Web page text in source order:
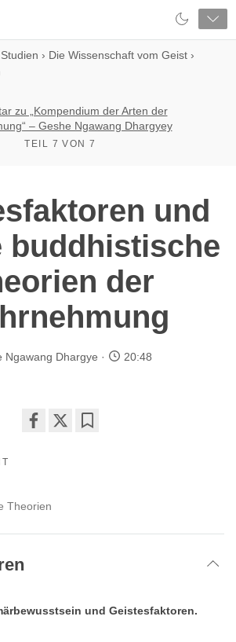
› Die Wissenschaft vom Geist ›
zu „Kompendium der Arten der
– Geshe Ngawang Dhargyey
TEIL 7 VON 7
und
buddhistische
der
Ngawang Dhargye 20:48
Theorien
und Geistesfaktoren.